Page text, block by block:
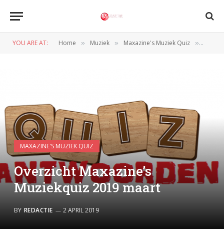
YOU ARE AT: Home » Muziek » Maxazine's Muziek Quiz »
MAXAZINE'S MUZIEK QUIZ
Overzicht Maxazine’s
Muziekquiz 2019 maart
BY REDACTIE 2 APRIL 2019